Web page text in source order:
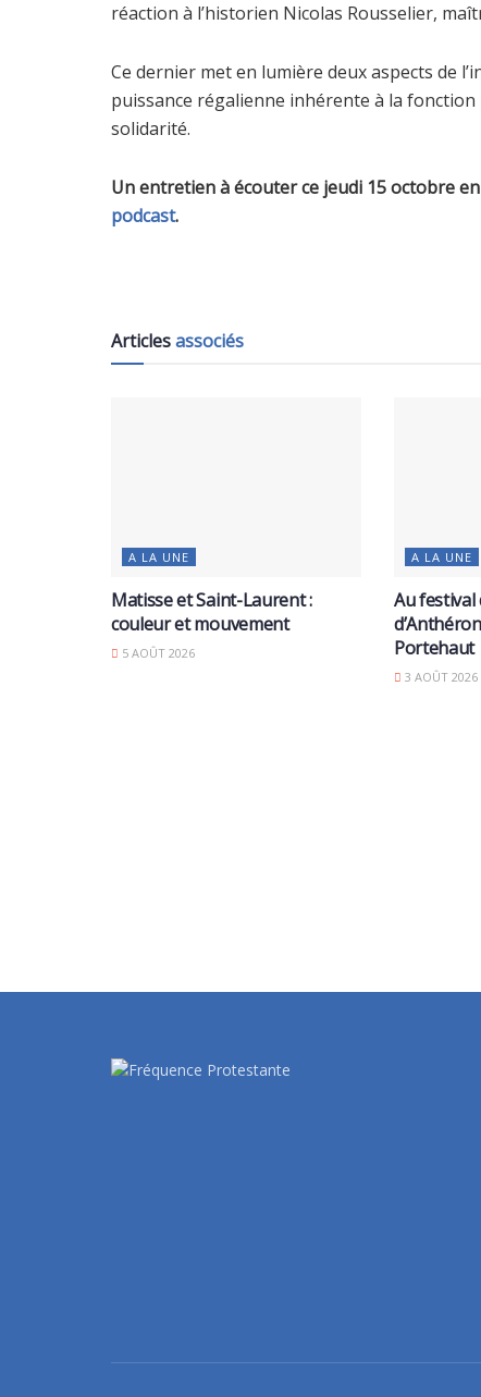
réaction à l’historien Nicolas Rousselier,
Ce dernier met en lumière deux aspects de
puissance régalienne inhérente à la
solidarité.
Un entretien à écouter ce jeudi 15 octobre
podcast.
Articlesassociés
A LA UNE
Matisse et Saint-Laurent :
couleur et mouvement
5 AOÛT 2026
A LA UNE
Au festival
Portehaut
3 AOÛT 2026